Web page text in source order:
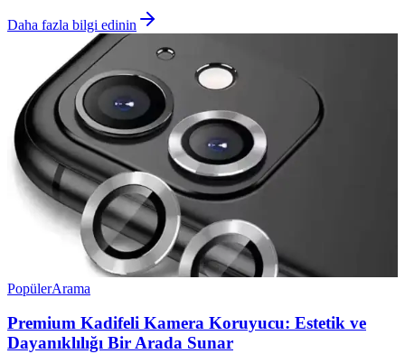
Daha fazla bilgi edinin
PopülerArama
Premium Kadifeli Kamera Koruyucu: Estetik ve
Dayanıklılığı Bir Arada Sunar